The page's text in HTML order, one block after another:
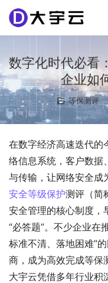
数字化时代必看
企业如
等保测评
在数字经济高速迭代的
络信息系统，客户数据
与传输，让网络安全成
安全等级保护测评（简
安全管理的核心制度，
“必答题”。不少企业在
标准不清、落地困难”
商，成为高效完成等保
大宇云凭借多年行业积